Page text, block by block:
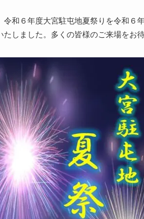
６年度大宮駐屯地夏祭りを令和６年
しました。多くの皆様のご来場をお